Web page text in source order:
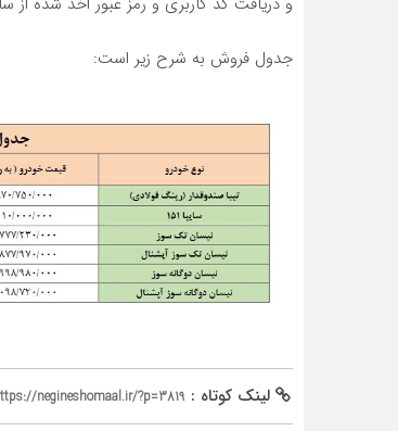
جدول فروش به شرح زیر است:
لینک کوتاه : negineshomaal.ir/?p=3819